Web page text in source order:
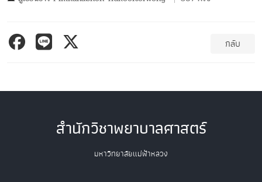
กลับ
สำนักวิชาพยาบาลศาสตร์
มหาวิทยาลัยแม่ฟ้าหลวง